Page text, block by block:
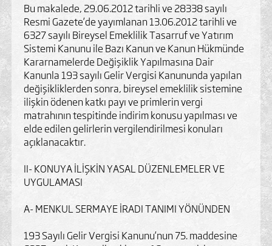
Bu makalede, 29.06.2012 tarihli ve 28338 sayılı
Resmi Gazete’de yayımlanan 13.06.2012 tarihli ve
6327 sayılı Bireysel Emeklilik Tasarruf ve Yatırım
Sistemi Kanunu ile Bazı Kanun ve Kanun Hükmünde
Kararnamelerde Değişiklik Yapılmasına Dair
Kanunla 193 sayılı Gelir Vergisi Kanununda yapılan
değişikliklerden sonra, bireysel emeklilik sistemine
ilişkin ödenen katkı payı ve primlerin vergi
matrahının tespitinde indirim konusu yapılması ve
elde edilen gelirlerin vergilendirilmesi konuları
açıklanacaktır.
II- KONUYA İLİŞKİN YASAL DÜZENLEMELER VE
UYGULAMASI
A- MENKUL SERMAYE İRADI TANIMI YÖNÜNDEN
193 Sayılı Gelir Vergisi Kanunu’nun 75. maddesine